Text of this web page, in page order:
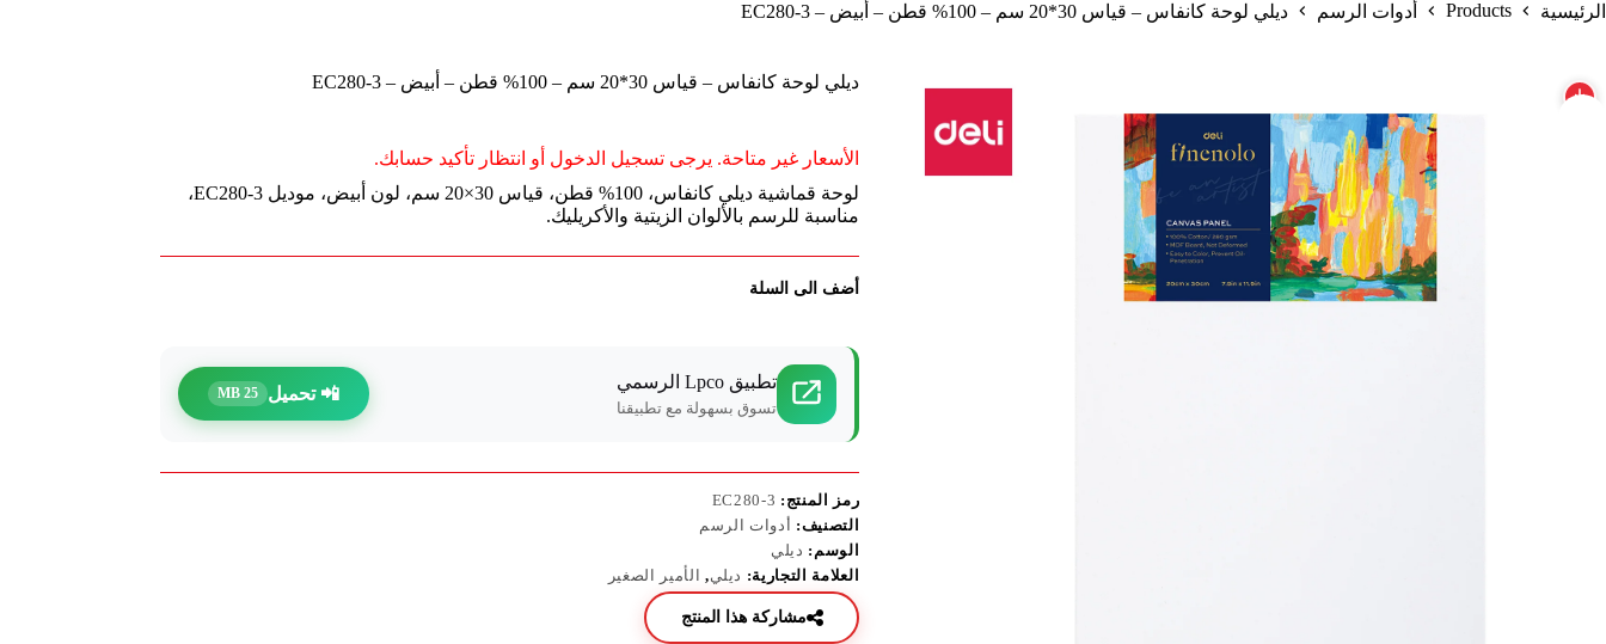
الرئيسية Products أدوات الرسم ديلي لوحة كانفاس – قياس 30*20 سم – 100% قطن – أبيض – EC280-3
ديلي لوحة كانفاس – قياس 30*20 سم – 100% قطن – أبيض – EC280-3
الأسعار غير متاحة. يرجى تسجيل الدخول أو انتظار تأكيد حسابك.
لوحة قماشية ديلي كانفاس، 100% قطن، قياس 30×20 سم، لون أبيض، موديل EC280-3،
مناسبة للرسم بالألوان الزيتية والأكريليك.
أضف الى السلة
تطبيق Lpco الرسمي
تسوق بسهولة مع تطبيقنا
📲 تحميل 25 MB
رمز المنتج: EC280-3
التصنيف: أدوات الرسم
الوسم: ديلي
العلامة التجارية: ديلي, الأمير الصغير
مشاركة هذا المنتج